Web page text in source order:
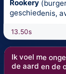
Rookery
geschiedenis,
13.50s
Ik voel me
de aard en de